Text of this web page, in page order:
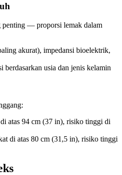
penting — proporsi lemak dalam
akurat), impedansi bioelektrik,
berdasarkan usia dan jenis kelamin
atas 94 cm (37 in), risiko tinggi di
di atas 80 cm (31,5 in), risiko tinggi